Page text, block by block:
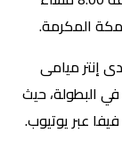
إنتر ميامى
البطولة، حيث
عبر يوتيوب.